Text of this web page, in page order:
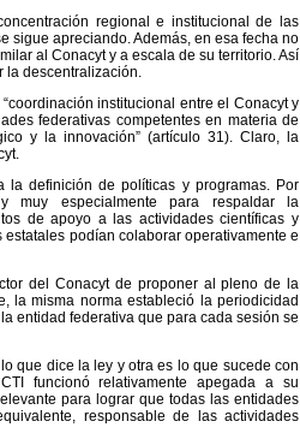
regional e institucional de las
sigue apreciando. Además, en esa fecha no
al Conacyt y a escala de su territorio. Así
la descentralización.
institucional entre el Conacyt y
federativas competentes en materia de
y la innovación” (artículo 31). Claro, la
la definición de políticas y programas. Por
muy especialmente para respaldar la
de apoyo a las actividades científicas y
podían colaborar operativamente e
del Conacyt de proponer al pleno de la
la misma norma estableció la periodicidad
entidad federativa que para cada sesión se
que dice la ley y otra es lo que sucede con
funcionó relativamente apegada a su
para lograr que todas las entidades
responsable de las actividades